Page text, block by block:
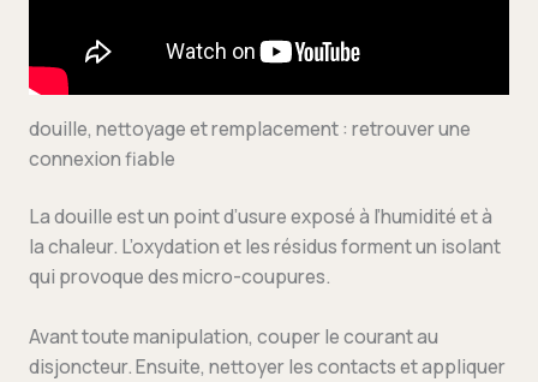
douille, nettoyage et remplacement : retrouver une
connexion fiable
La douille est un point d’usure exposé à l’humidité et à
la chaleur. L’oxydation et les résidus forment un isolant
qui provoque des micro-coupures.
Avant toute manipulation, couper le courant au
disjoncteur. Ensuite, nettoyer les contacts et appliquer